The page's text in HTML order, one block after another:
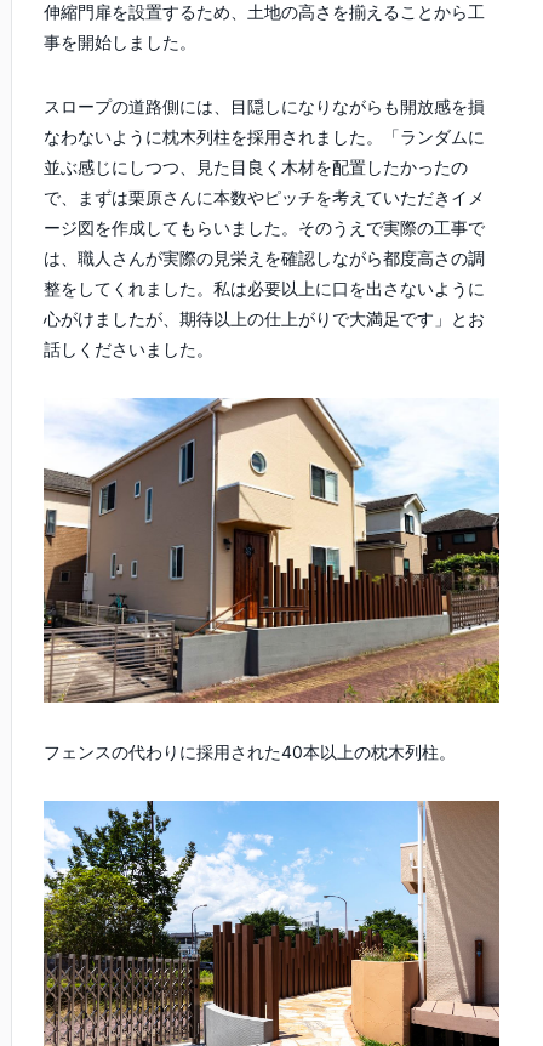
伸縮門扉を設置するため、土地の高さを揃えることから工
事を開始しました。
スロープの道路側には、目隠しになりながらも開放感を損
なわないように枕木列柱を採用されました。「ランダムに
並ぶ感じにしつつ、見た目良く木材を配置したかったの
で、まずは栗原さんに本数やピッチを考えていただきイメ
ージ図を作成してもらいました。そのうえで実際の工事で
は、職人さんが実際の見栄えを確認しながら都度高さの調
整をしてくれました。私は必要以上に口を出さないように
心がけましたが、期待以上の仕上がりで大満足です」とお
話しくださいました。
フェンスの代わりに採用された40本以上の枕木列柱。